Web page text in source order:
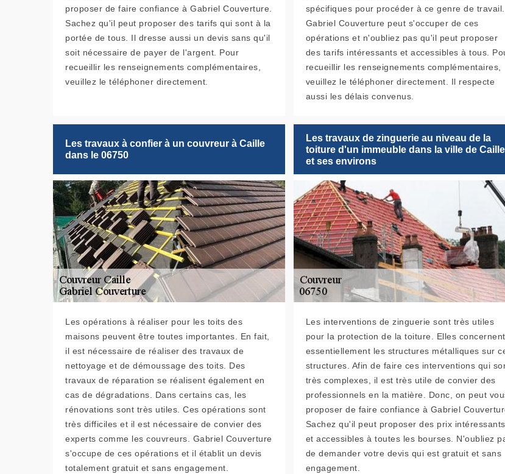
proposer de faire confiance à Gabriel Couverture.
Sachez qu'il peut proposer des tarifs qui sont à la
portée de tous. Il dresse aussi un devis sans qu'il
soit nécessaire de payer de l'argent. Pour
recueillir les renseignements complémentaires,
veuillez le téléphoner directement.
spécifiques pour procéder à ce genre de travail.
Gabriel Couverture peut s'occuper de ces
opérations et n'oubliez pas qu'il peut proposer
des tarifs intéressants et accessibles à tous.
recueillir les renseignements complémentaires,
veuillez le téléphoner directement. Il respecte
aussi les délais convenus.
Les travaux à confier à un couvreur à Caille
dans le 06750
Les opérations à réaliser pour les toits des
maisons peuvent être toutes importantes. En fait,
il est nécessaire de réaliser des travaux de
nettoyage et de démoussage des toits. Des
travaux de réparation se réalisent également en
cas de dégradations. Dans certains cas, les
rénovations sont très utiles. Ces opérations sont
très difficiles et il est nécessaire de convier des
experts comme les couvreurs. Gabriel Couverture
s'occupe de ces opérations et il établit un devis
totalement gratuit et sans engagement.
Les travaux de zinguerie au niveau de la
toiture d'un immeuble dans la ville de Caille
et ses environs
Les interventions de zinguerie sont très utiles
pour la protection de la toiture. Elles concernent
essentiellement les structures métalliques sur
structures. Afin de faire ces interventions qui
très complexes, il est très utile de convier des
professionnels en la matière. Donc, on peut
proposer de faire confiance à Gabriel
Sachez qu'il peut proposer des prix intéressants
et accessibles à toutes les bourses. N'oubliez
de demander votre devis qui est gratuit et sans
engagement.